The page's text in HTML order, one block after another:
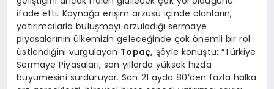
ifade etti. Kaynağa erişim arzusu içinde olanların,
yatırımcılarla buluşmayı arzuladığı sermaye
piyasalarının ülkemizin geleceğinde çok önemli bir rol
üstlendiğini vurgulayan Topaç, şöyle konuştu: “Türkiye
Sermaye Piyasaları, son yıllarda yüksek hızda
büyümesini sürdürüyor. Son 21 ayda 80’den fazla halka